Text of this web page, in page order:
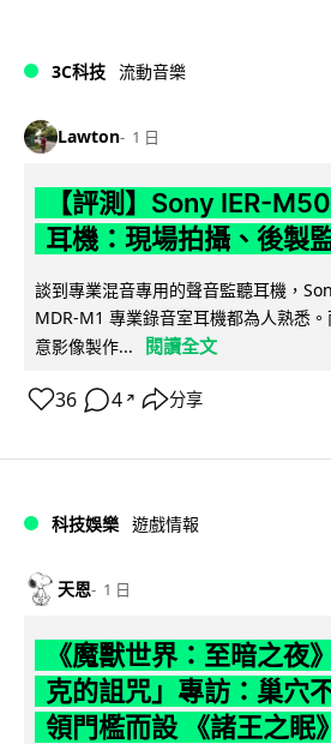
3C科技 流動音樂
Lawton 1 日
【評測】Sony IER-
耳機：現場拍攝、後製
談到專業混音專用的聲音監聽耳機，
MDR-M1 專業錄音室耳機都為人熟悉
意影像製作...
閱讀全文
36 4 ↗ 分享
科技娛樂 遊戲情報
天恩 1 日
《魔獸世界：至暗之夜
克的詛咒」專訪：巢穴
領門檻而設 《諸王之眠